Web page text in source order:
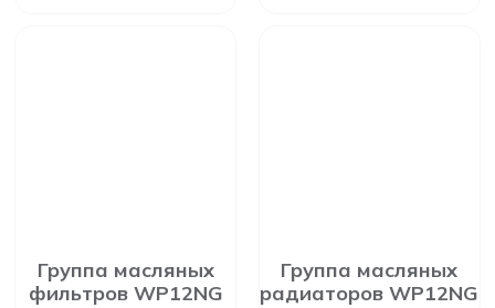
Группа масляных
фильтров WP12NG
Группа масляных
радиаторов WP12NG